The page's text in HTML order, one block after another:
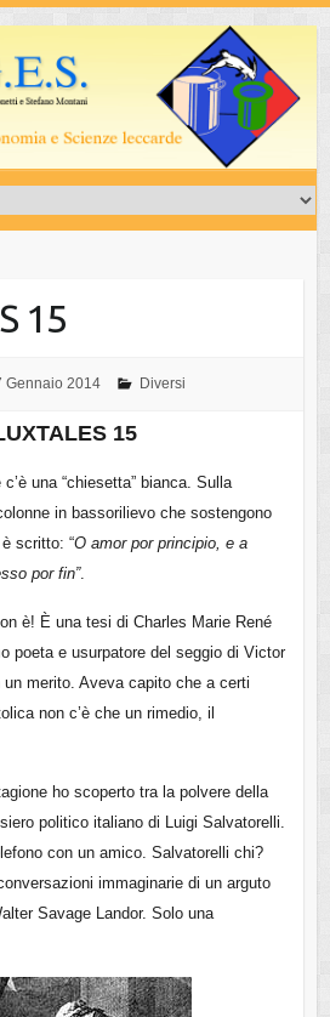
15
Gennaio 2014 Diversi
15
una “chiesetta” bianca. Sulla
in bassorilievo che sostengono
scritto: “O amor por principio, e a
por fin”.
è! È una tesi di Charles Marie René
poeta e usurpatore del seggio di Victor
un merito. Aveva capito che a certi
non c’è che un rimedio, il
ho scoperto tra la polvere della
politico italiano di Luigi Salvatorelli.
con un amico. Salvatorelli chi?
immaginarie di un arguto
Savage Landor. Solo una